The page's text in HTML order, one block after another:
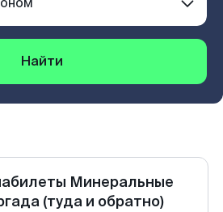
Найти
Минеральные
(туда и обратно)